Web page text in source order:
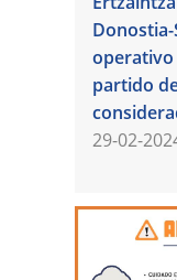
operativo
partido
29-02-